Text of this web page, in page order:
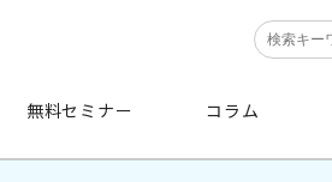
無料セミナー コラム